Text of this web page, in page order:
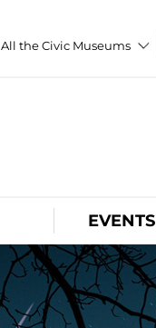
All the Civic Museums
EVENTS